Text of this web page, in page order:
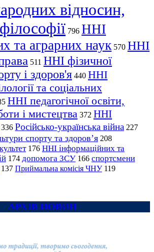
відносин,
796 ННІ
та аграрних наук 570 ННІ
511 ННІ фізичної
і здоров'я 440 ННІ
та соціальних
ННІ педагогічної освіти,
і мистецтва 372 ННІ
336 Російсько-українська війна 227
спорту та здоров’я 208
176 ННІ інформаційних та
174 допомога ЗСУ 166 спортсмени
137 Приймальна комісія ЧНУ 119
АРХІВ НОВИН